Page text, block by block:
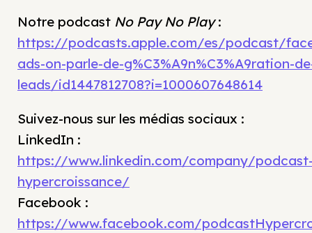
Notre podcast No Pay No Play:
https://podcasts.apple.com/es/podcast/
ads-on-parle-de-g%C3%A9n%C3%A9ration-
leads/id1447812708?i=1000607648614
Suivez-nous sur les médias sociaux :
LinkedIn :
https://www.linkedin.com/company/
hypercroissance/
Facebook :
https://www.facebook.com/